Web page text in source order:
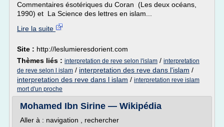
Commentaires ésotériques du Coran (Les deux océans,
1990) et La Science des lettres en islam...
Lire la suite
Site : http://leslumieresdorient.com
Thèmes liés : interpretation de reve selon l'islam / interpretation
de reve selon l islam / interpretation des reve dans l'islam /
interpretation des reve dans l islam / interpretation reve islam
mort d'un proche
Mohamed Ibn Sirine — Wikipédia
Aller à : navigation , rechercher